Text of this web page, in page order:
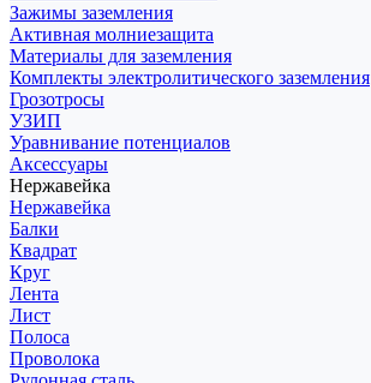
Зажимы заземления
Активная молниезащита
Материалы для заземления
Комплекты электролитического заземления
Грозотросы
УЗИП
Уравнивание потенциалов
Аксессуары
Нержавейка
Нержавейка
Балки
Квадрат
Круг
Лента
Лист
Полоса
Проволока